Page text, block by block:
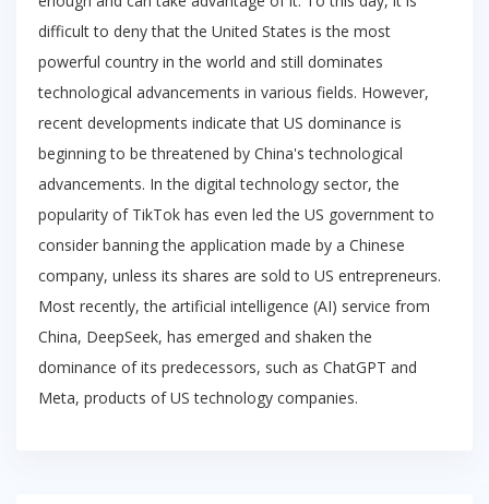
difficult to deny that the United States is the most
powerful country in the world and still dominates
technological advancements in various fields. However,
recent developments indicate that US dominance is
beginning to be threatened by China's technological
advancements. In the digital technology sector, the
popularity of TikTok has even led the US government to
consider banning the application made by a Chinese
company, unless its shares are sold to US entrepreneurs.
Most recently, the artificial intelligence (AI) service from
China, DeepSeek, has emerged and shaken the
dominance of its predecessors, such as ChatGPT and
Meta, products of US technology companies.